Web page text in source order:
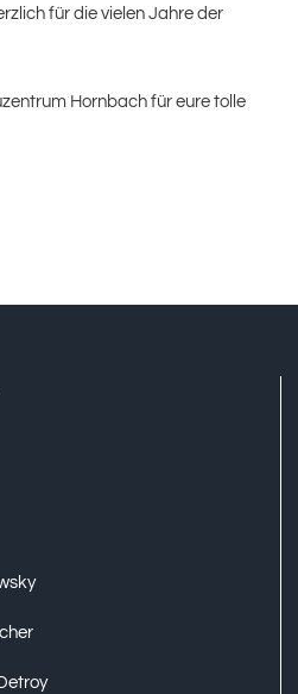
für die vielen Jahre der
Hornbach für eure tolle